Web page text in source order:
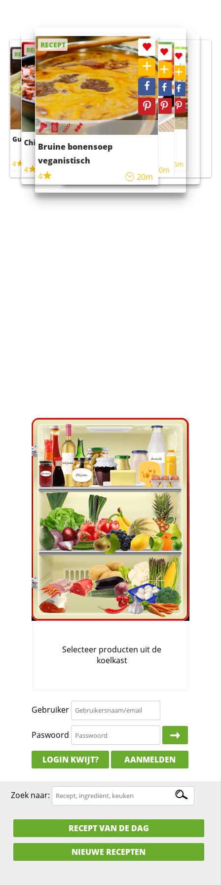
Gebruiker
Paswoord
LOGIN KWIJT? AANMELDEN
RECEPT
Guacamole
4
RECEPT
Chili con carne
4 45m
RECEPT
Bruine bonensoep
veganistisch
4
20m
RECEPT
Sushi rijstsalade
maaltijdsalade
40m
RECEPT
4 55m
Zoek naar:
RECEPT VAN DE DAG
NIEUWE RECEPTEN